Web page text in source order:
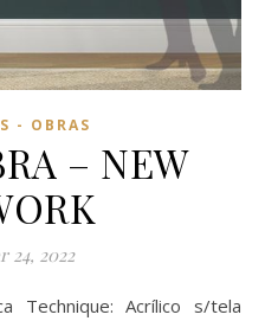
- OBRAS
– NEW
24, 2022